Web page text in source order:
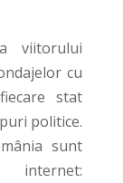
viitorului
cu
stat
politice.
sunt